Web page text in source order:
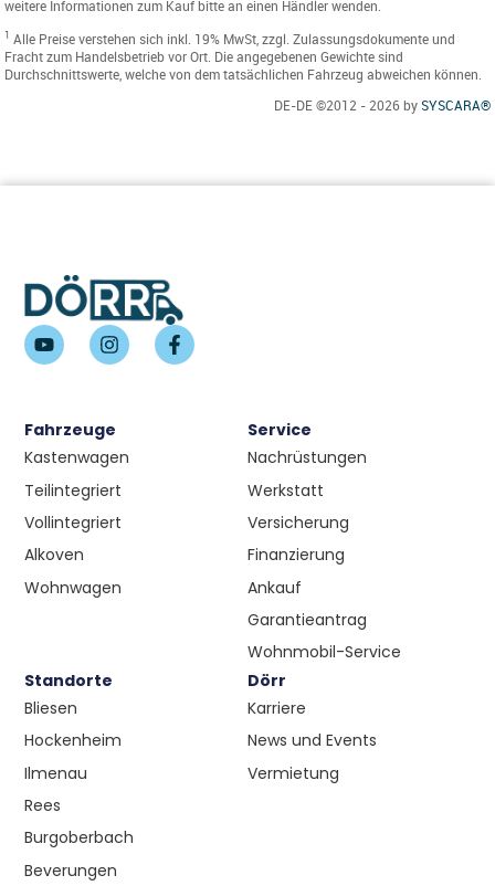
Fahrzeuge
Kastenwagen
Teilintegriert
Vollintegriert
Alkoven
Wohnwagen
Service
Nachrüstungen
Werkstatt
Versicherung
Finanzierung
Ankauf
Garantieantrag
Wohnmobil-Service
Standorte
Bliesen
Hockenheim
Ilmenau
Rees
Burgoberbach
Beverungen
Dörr
Karriere
News und Events
Vermietung